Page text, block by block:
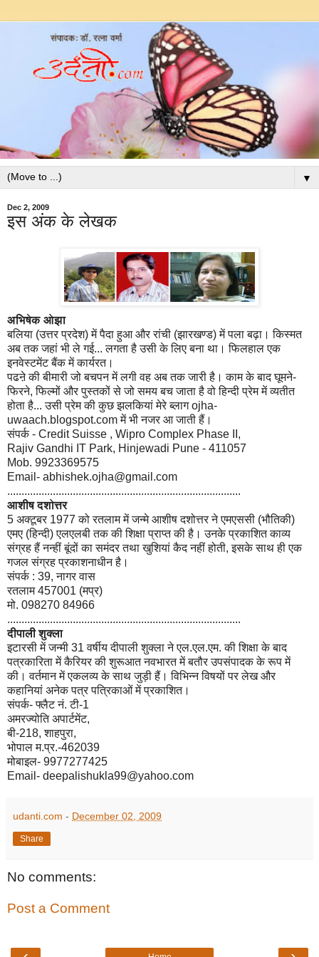
▼
Dec 2, 2009
इस अंक के लेखक
अभिषेक ओझा
बलिया (उत्तर प्रदेश) में पैदा हुआ और रांची (झारखण्ड) में पला बढ़ा। किस्मत
अब तक जहां भी ले गई... लगता है उसी के लिए बना था। फिलहाल एक
इनवेस्टमेंट बैंक में कार्यरत।
पढऩे की बीमारी जो बचपन में लगी वह अब तक जारी है। काम के बाद घूमने-
फिरने, फिल्मों और पुस्तकों से जो समय बच जाता है वो हिन्दी प्रेम में व्यतीत
होता है... उसी प्रेम की कुछ झलकियां मेरे ब्लाग ojha-
uwaach.blogspot.com में भी नजर आ जाती हैं।
संपर्क - Credit Suisse , Wipro Complex Phase II,
Rajiv Gandhi IT Park, Hinjewadi Pune - 411057
Mob. 9923369575
Email- abhishek.ojha@gmail.com
..................................................................................
आशीष दशोत्तर
5 अक्टूबर 1977 को रतलाम में जन्मे आशीष दशोत्तर ने एमएससी (भौतिकी)
एमए (हिन्दी) एलएलबी तक की शिक्षा प्राप्त की है। उनके प्रकाशित काव्य
संग्रह हैं नन्हीं बूंदों का समंदर तथा खुशियां कैद नहीं होती, इसके साथ ही एक
गजल संग्रह प्रकाशनाधीन है।
संपर्क : 39, नागर वास
रतलाम 457001 (मप्र)
मो. 098270 84966
..................................................................................
दीपाली शुक्ला
इटारसी में जन्मी 31 वर्षीय दीपाली शुक्ला ने एल.एल.एम. की शिक्षा के बाद
पत्रकारिता में कैरियर की शुरूआत नवभारत में बतौर उपसंपादक के रूप में
की। वर्तमान में एकलव्य के साथ जुड़ी हैं। विभिन्न विषयों पर लेख और
कहानियां अनेक पत्र पत्रिकाओं में प्रकाशित।
संपर्क- फ्लैट नं. टी-1
अमरज्योति अपार्टमेंट,
बी-218, शाहपुरा,
भोपाल म.प्र.-462039
मोबाइल- 9977277425
Email- deepalishukla99@yahoo.com
udanti.com - December 02, 2009
Share
No comments:
Post a Comment